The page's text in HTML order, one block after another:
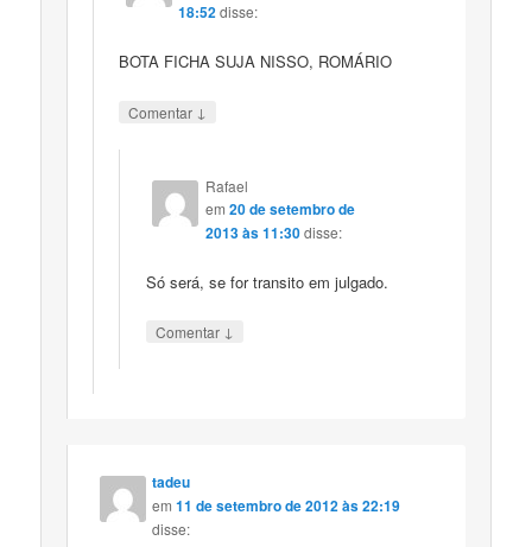
18:52 disse:
BOTA FICHA SUJA NISSO, ROMÁRIO
Comentar ↓
Rafael
em 20 de setembro de
2013 às 11:30 disse:
Só será, se for transito em julgado.
Comentar ↓
tadeu
em11 de setembro de 2012 às 22:19
disse: